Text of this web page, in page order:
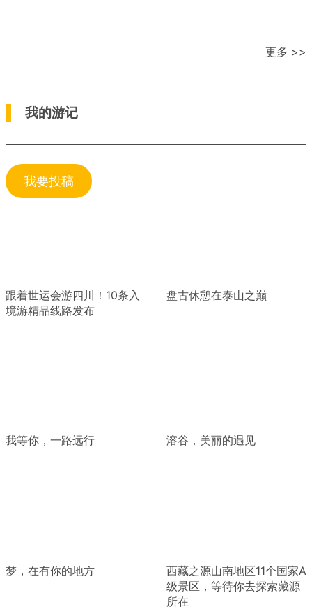
更多 >>
我的游记
我要投稿
跟着世运会游四川！10条入
境游精品线路发布
盘古休憩在泰山之巅
我等你，一路远行 溶谷，美丽的遇见
梦，在有你的地方
西藏之源山南地区11个国家A
级景区，等待你去探索藏源
所在